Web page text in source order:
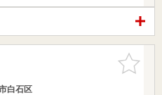
お気に入
りに追加
白石区